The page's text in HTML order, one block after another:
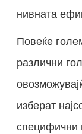
нивната
Повеќе
различни
изберат
специфични